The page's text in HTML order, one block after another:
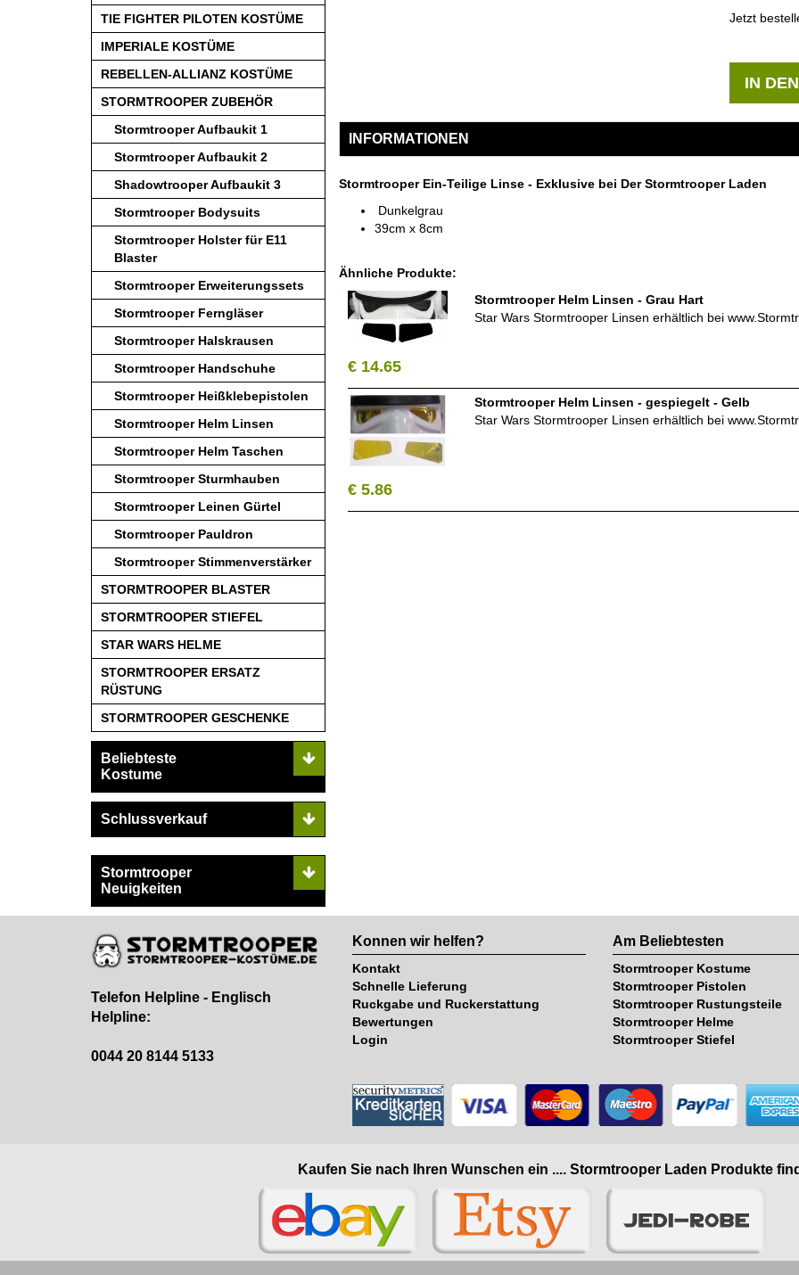
TIE FIGHTER PILOTEN KOSTÜME
IMPERIALE KOSTÜME
REBELLEN-ALLIANZ KOSTÜME
STORMTROOPER ZUBEHÖR
Stormtrooper Aufbaukit 1
Stormtrooper Aufbaukit 2
Shadowtrooper Aufbaukit 3
Stormtrooper Bodysuits
Stormtrooper Holster für E11
Blaster
Stormtrooper Erweiterungssets
Stormtrooper Ferngläser
Stormtrooper Halskrausen
Stormtrooper Handschuhe
Stormtrooper Heißklebepistolen
Stormtrooper Helm Linsen
Stormtrooper Helm Taschen
Stormtrooper Sturmhauben
Stormtrooper Leinen Gürtel
Stormtrooper Pauldron
Stormtrooper Stimmenverstärker
STORMTROOPER BLASTER
STORMTROOPER STIEFEL
STAR WARS HELME
STORMTROOPER ERSATZ
RÜSTUNG
STORMTROOPER GESCHENKE
Beliebteste
Kostume
Schlussverkauf
Stormtrooper
Neuigkeiten
Jetzt
IN
INFORMATIONEN
Stormtrooper Ein-Teilige Linse - Exklusive bei Der Stormtrooper Laden
Dunkelgrau
39cm x 8cm
Ähnliche Produkte:
Stormtrooper Helm Linsen - Grau Hart
Star Wars Stormtrooper Linsen erhältlich bei
€ 14.65
Stormtrooper Helm Linsen - gespiegelt - Gelb
Star Wars Stormtrooper Linsen erhältlich bei
€ 5.86
Telefon Helpline - Englisch
Helpline:
0044 20 8144 5133
Konnen wir helfen?
Kontakt
Schnelle Lieferung
Ruckgabe und Ruckerstattung
Bewertungen
Login
Am Beliebtesten
Stormtrooper Kostume
Stormtrooper Pistolen
Stormtrooper Rustungsteile
Stormtrooper Helme
Stormtrooper Stiefel
Kaufen Sie nach Ihren Wunschen ein .... Stormtrooper Laden Produkte